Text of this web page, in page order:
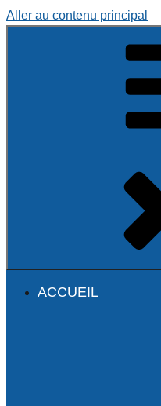
Aller au contenu principal
ACCUEIL